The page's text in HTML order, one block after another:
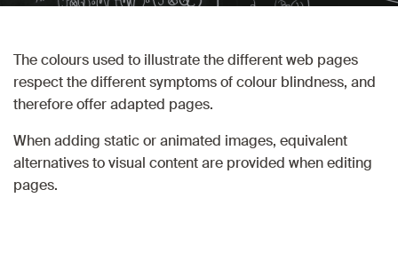
The colours used to illustrate the different web pages
respect the different symptoms of colour blindness, and
therefore offer adapted pages.
When adding static or animated images, equivalent
alternatives to visual content are provided when editing
pages.